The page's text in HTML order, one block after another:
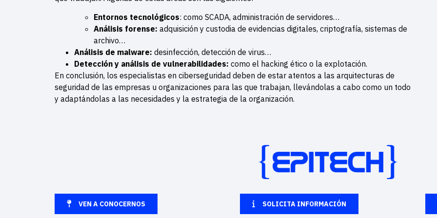
Entornos tecnológicos: como SCADA, administración de servidores…
Análisis forense: adquisición y custodia de evidencias digitales, criptografía, sistemas de
archivo…
Análisis de malware: desinfección, detección de virus…
Detección y análisis de vulnerabilidades: como el hacking ético o la explotación.
En conclusión, los especialistas en ciberseguridad deben de estar atentos a las arquitecturas de
seguridad de las empresas u organizaciones para las que trabajan, llevándolas a cabo como un todo
y adaptándolas a las necesidades y la estrategia de la organización.
VEN A CONOCERNOS SOLICITA INFORMACIÓN